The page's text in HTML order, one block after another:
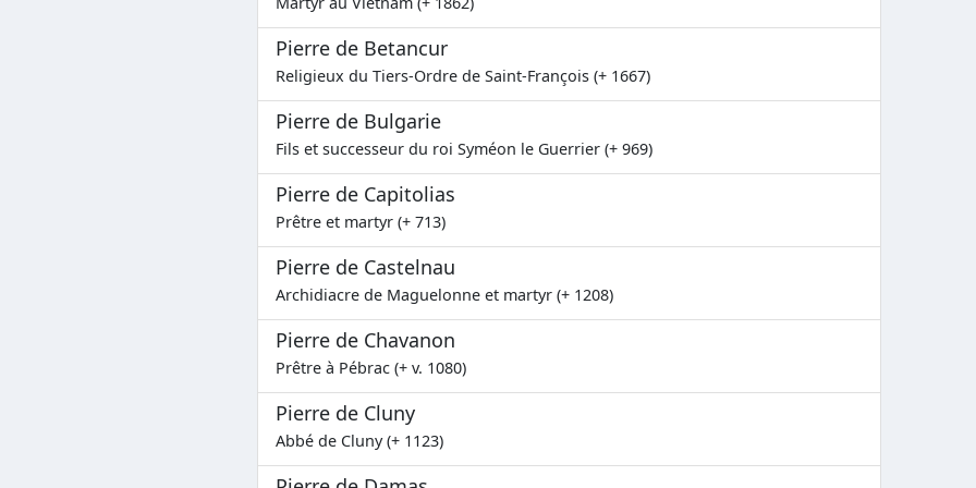
Pierre de Betancur
Religieux du Tiers-Ordre de Saint-François (+ 1667)
Pierre de Bulgarie
Fils et successeur du roi Syméon le Guerrier (+ 969)
Pierre de Capitolias
Prêtre et martyr (+ 713)
Pierre de Castelnau
Archidiacre de Maguelonne et martyr (+ 1208)
Pierre de Chavanon
Prêtre à Pébrac (+ v. 1080)
Pierre de Cluny
Abbé de Cluny (+ 1123)